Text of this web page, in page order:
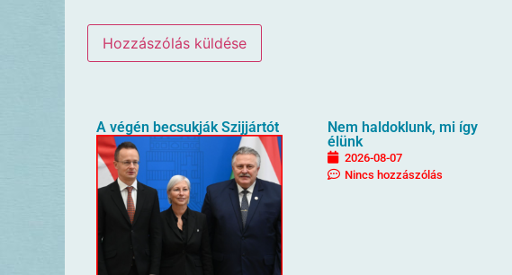
A végén becsukják Szijjártót
Nem haldoklunk, mi így
élünk
2026-08-07
Nincs hozzászólás